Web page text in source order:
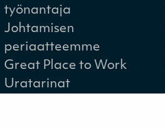
työnantaja
Johtamisen
periaatteemme
Great Place to Work
Uratarinat